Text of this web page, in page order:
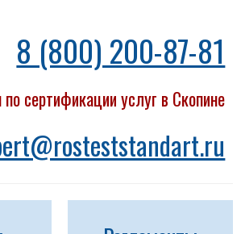
8 (800) 200-87-81
сертификации услуг в Скопине